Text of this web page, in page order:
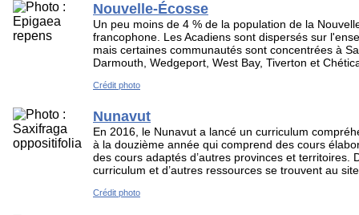
Nouvelle-Écosse
Un peu moins de 4 % de la population de la
francophone. Les Acadiens sont dispersés sur
mais certaines communautés sont concentrées à
Darmouth, Wedgeport, West Bay, Tiverton et
Crédit photo
Nunavut
En 2016, le Nunavut a lancé un curriculum
à la douzième année qui comprend des cours
des cours adaptés d’autres provinces et territoires.
curriculum et d’autres ressources se trouvent au
Crédit photo